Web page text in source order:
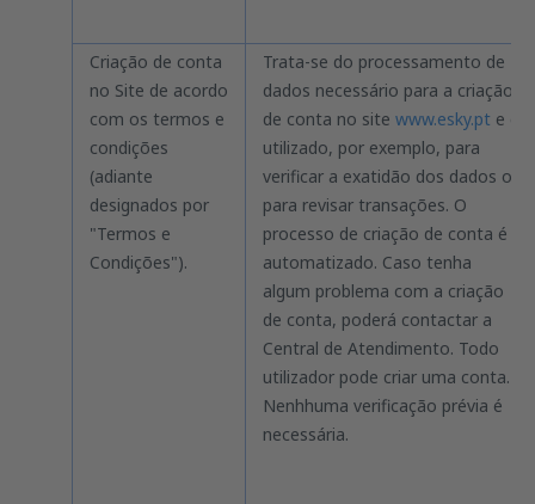
Criação de conta
no Site de acordo
com os termos e
condições
(adiante
designados por
"Termos e
Condições").
Trata-se do processamento de
dados necessário para a criação
de conta no site www.esky.pt e é
utilizado, por exemplo, para
verificar a exatidão dos dados ou
para revisar transações. O
processo de criação de conta é
automatizado. Caso tenha
algum problema com a criação
de conta, poderá contactar a
Central de Atendimento. Todo
utilizador pode criar uma conta.
Nenhhuma verificação prévia é
necessária.